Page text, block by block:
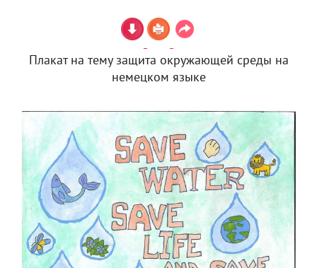
Плакат на тему защита окружающей среды на
немецком языке